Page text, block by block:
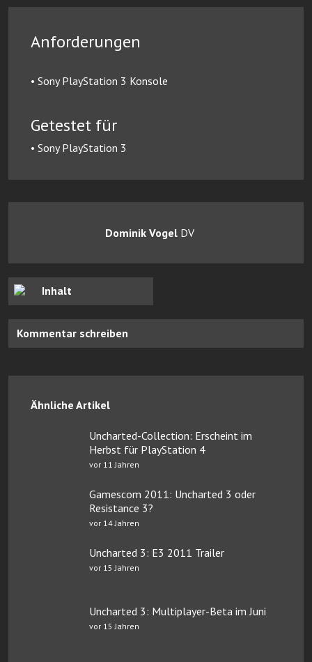
Anforderungen
• Sony PlayStation 3 Konsole
Getestet für
• Sony PlayStation 3
Dominik Vogel DV
Inhalt
Kommentar schreiben
Ähnliche Artikel
Uncharted-Collection: Erscheint im
Herbst für PlayStation 4
vor 11 Jahren
Gamescom 2011: Uncharted 3 oder
Resistance 3?
vor 14 Jahren
Uncharted 3: E3 2011 Trailer
vor 15 Jahren
Uncharted 3: Multiplayer-Beta im Juni
vor 15 Jahren